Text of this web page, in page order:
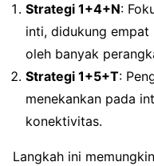
Strategi 1+4+N:
inti, didukung
oleh banyak
Strategi 1+5+T:
menekankan pada
konektivitas.
Langkah ini